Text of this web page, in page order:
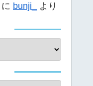
に bunji_ より